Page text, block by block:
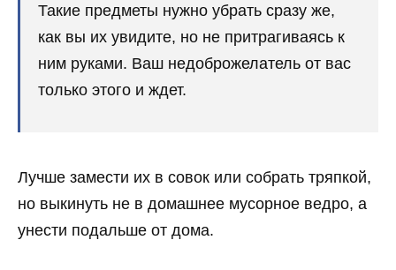
Такие предметы нужно убрать сразу же,
как вы их увидите, но не притрагиваясь к
ним руками. Ваш недоброжелатель от вас
только этого и ждет.
Лучше замести их в совок или собрать тряпкой,
но выкинуть не в домашнее мусорное ведро, а
унести подальше от дома.